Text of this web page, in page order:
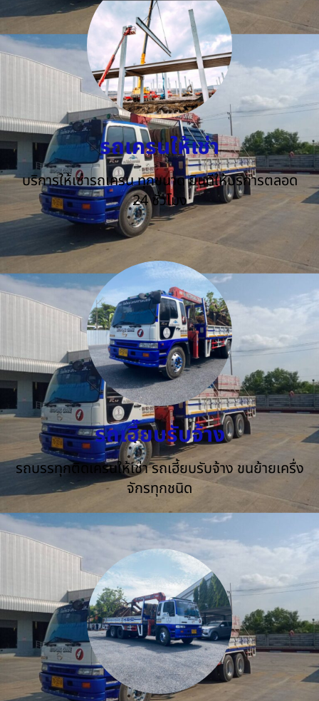
รถเครนให้เช่า
บริการให้เช่ารถเครน ทุกขนาด ยินดีให้บริการตลอด
24 ชั่วโมง
รถเฮี๊ยบรับจ้าง
รถบรรทุกติดเครนให้เช่า รถเฮี้ยบรับจ้าง ขนย้ายเครื่ง
จักรทุกชนิด